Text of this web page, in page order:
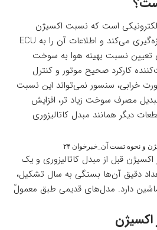
است که نسبت اکسیژن
سوخته‌نشده در اگزوز را اندازه‌گیری می‌کند و اطلاعات آن را به ECU
تعیین نسبت بهینه هوا به سوخت
کارکرد صحیح موتور و کنترل
خرابی، سنسور نمی‌تواند این نسبت
مصرف سوخت زیاد تر، افزایش
دیگر همانند مبدل کاتالیزوری
و نحوه تست آن_خبرخوان ۲۴
قبل از مبدل کاتالیزوری و یک
دقیق آن‌ها بستگی به سال تشکیل،
دارد. مدل‌های قدیمی طبق معمولً
اکسیژن